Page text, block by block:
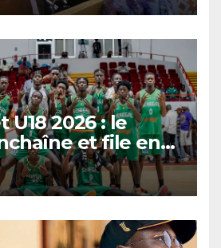
U18 2026 : le
et file en